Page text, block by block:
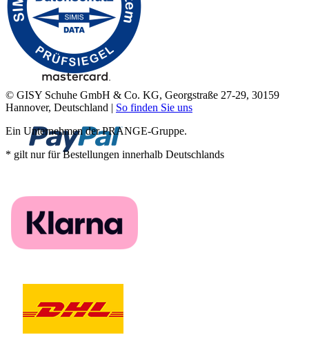
© GISY Schuhe GmbH & Co. KG, Georgstraße 27-29, 30159
Hannover, Deutschland | So finden Sie uns
Ein Unternehmen der PRANGE-Gruppe.
* gilt nur für Bestellungen innerhalb Deutschlands